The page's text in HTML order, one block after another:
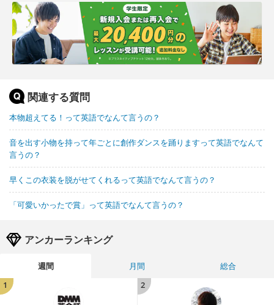
関連する質問
本物超えてる！って英語でなんて言うの？
音を出す小物を持って年ごとに創作ダンスを踊りますって英語でなんて
言うの？
早くこの衣装を脱がせてくれるって英語でなんて言うの？
「可愛いかったで賞」って英語でなんて言うの？
アンカーランキング
週間 月間
総合
1
2